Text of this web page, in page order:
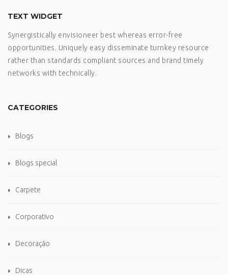
TEXT WIDGET
Synergistically envisioneer best whereas error-free
opportunities. Uniquely easy disseminate turnkey resource
rather than standards compliant sources and brand timely
networks with technically.
CATEGORIES
Blogs
Blogs special
Carpete
Corporativo
Decoração
Dicas